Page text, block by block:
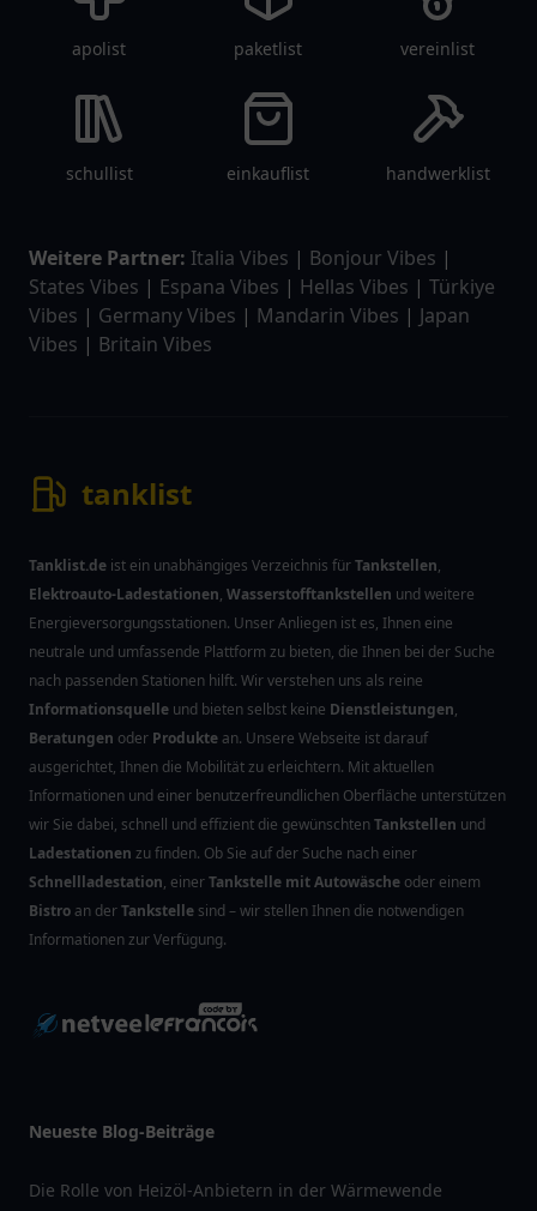
apolist paketlist vereinlist
schullist einkauflist handwerklist
Weitere Partner: Italia Vibes | Bonjour Vibes |
States Vibes | Espana Vibes | Hellas Vibes | Türkiye
Vibes | Germany Vibes | Mandarin Vibes | Japan
Vibes | Britain Vibes
tanklist
Tanklist.de ist ein unabhängiges Verzeichnis fürTankstellen,
Elektroauto-Ladestationen, Wasserstofftankstellen und weitere
Energieversorgungsstationen. Unser Anliegen ist es, Ihnen eine
neutrale und umfassende Plattform zu bieten, die Ihnen bei der Suche
nach passenden Stationen hilft. Wir verstehen uns als reine
Informationsquelle und bieten selbst keine Dienstleistungen,
Beratungen oder Produkte an. Unsere Webseite ist darauf
ausgerichtet, Ihnen die Mobilität zu erleichtern. Mit aktuellen
Informationen und einer benutzerfreundlichen Oberfläche unterstützen
wir Sie dabei, schnell und effizient die gewünschtenTankstellen und
Ladestationen zu finden. Ob Sie auf der Suche nach einer
Schnellladestation, einerTankstelle mit Autowäsche oder einem
Bistro an derTankstelle sind – wir stellen Ihnen die notwendigen
Informationen zur Verfügung.
Neueste Blog-Beiträge
Die Rolle von Heizöl-Anbietern in der Wärmewende